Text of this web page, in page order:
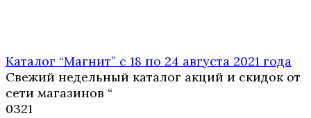
Каталог “Магнит” с 18 по 24 августа 2021 года
Свежий недельный каталог акций и скидок от
сети магазинов “
0321